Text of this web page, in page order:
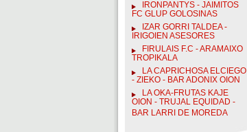
IRONPANTYS - JAIMITOS
FC GLUP GOLOSINAS
IZAR GORRI TALDEA -
IRIGOIEN ASESORES
FIRULAIS F.C - ARAMAIXO
TROPIKALA
LA CAPRICHOSA ELCIEGO
- ZIEKO - BAR ADONIX OION
LA OKA-FRUTAS KAJE
OION - TRUJAL EQUIDAD -
BAR LARRI DE MOREDA